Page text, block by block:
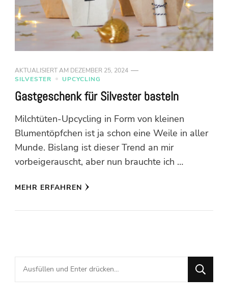
AKTUALISIERT AM DEZEMBER 25, 2024
SILVESTER
UPCYCLING
Gastgeschenk für Silvester basteln
Milchtüten-Upcycling in Form von kleinen
Blumentöpfchen ist ja schon eine Weile in aller
Munde. Bislang ist dieser Trend an mir
vorbeigerauscht, aber nun brauchte ich …
MEHR ERFAHREN
Suchst
du